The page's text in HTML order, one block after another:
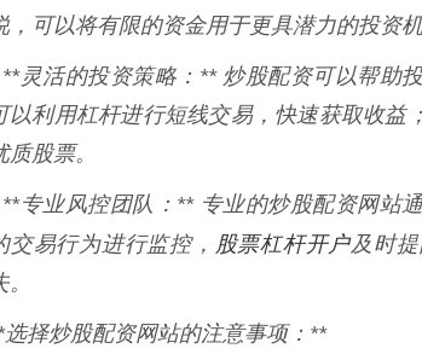
，可以将有限的资金用于更具潜力的投资
灵活的投资策略：** 炒股配资可以帮助
以利用杠杆进行短线交易，快速获取收
质股票。
专业风控团队：** 专业的炒股配资网站
交易行为进行监控， 股票杠杆开户及时
。
选择炒股配资网站的注意事项：**